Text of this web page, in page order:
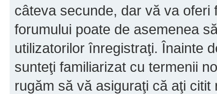
câteva secunde, dar vă va oferi
forumului poate de asemenea
utilizatorilor înregistraţi. Înainte
sunteţi familiarizat cu termenii
rugăm să vă asiguraţi că aţi